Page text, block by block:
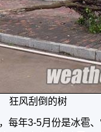
狂风刮倒的树
每年3-5月份是冰雹